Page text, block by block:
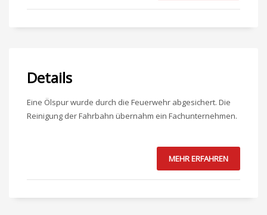
Details
Eine Ölspur wurde durch die Feuerwehr abgesichert. Die
Reinigung der Fahrbahn übernahm ein Fachunternehmen.
MEHR ERFAHREN